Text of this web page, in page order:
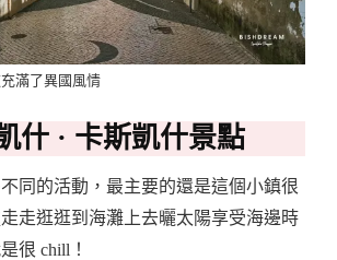
滿了異國風情
什 · 卡斯凱什景點
同的活動，最主要的還是這個小鎮很
走逛逛到海灘上去曬太陽享受海邊時
很 chill！